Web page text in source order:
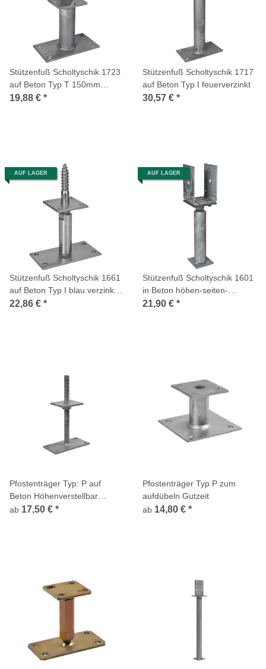
Stützenfuß Scholtyschik 1723
auf Beton Typ T 150mm
feuerverzinkt
19,88 € *
Stützenfuß Scholtyschik 1717
auf Beton Typ I feuerverzinkt
30,57 € *
AUF LAGER
Stützenfuß Scholtyschik 1661
auf Beton Typ I blau verzinkt
140mm höhenverstellbar
22,86 € *
AUF LAGER
Stützenfuß Scholtyschik 1601
in Beton höhen-seiten-
verstellbar feuerverzinkt
21,90 € *
Pfostenträger Typ: P auf
Beton Höhenverstellbar
Gutzeit
ab 17,50 € *
Pfostenträger Typ P zum
aufdübeln Gutzeit
ab 14,80 € *